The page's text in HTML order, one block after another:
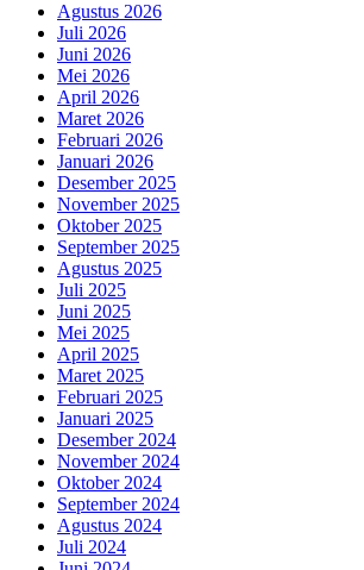
Agustus 2026
Juli 2026
Juni 2026
Mei 2026
April 2026
Maret 2026
Februari 2026
Januari 2026
Desember 2025
November 2025
Oktober 2025
September 2025
Agustus 2025
Juli 2025
Juni 2025
Mei 2025
April 2025
Maret 2025
Februari 2025
Januari 2025
Desember 2024
November 2024
Oktober 2024
September 2024
Agustus 2024
Juli 2024